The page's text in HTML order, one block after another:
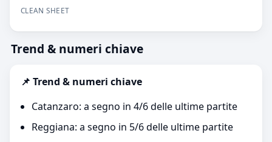
CLEAN SHEET
Trend & numeri chiave
📌 Trend & numeri chiave
Catanzaro: a segno in 4/6 delle ultime partite
Reggiana: a segno in 5/6 delle ultime partite